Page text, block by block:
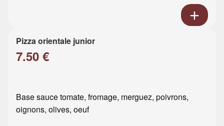
Pizza orientale junior
7.50 €
Base sauce tomate, fromage, merguez, poivrons,
oignons, olives, oeuf